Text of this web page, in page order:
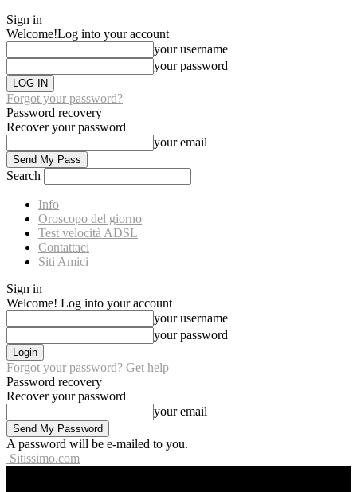
Sign in
Welcome!Log into your account
your username
your password
Forgot your password?
Password recovery
Recover your password
your email
Search
Info
Oroscopo del giorno
Test velocità ADSL
Contattaci
Siti Amici
Sign in
Welcome! Log into your account
your username
your password
Forgot your password? Get help
Password recovery
Recover your password
your email
A password will be e-mailed to you.
Sitissimo.com